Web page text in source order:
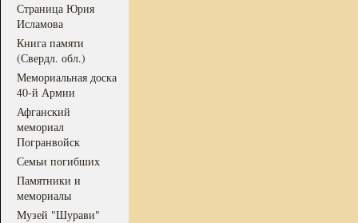
Страница Юрия
Исламова
Книга памяти
(Свердл. обл.)
Мемориальная доска
40-й Армии
Афганский
мемориал
Погранвойск
Семьи погибших
Памятники и
мемориалы
Музей "Шурави"